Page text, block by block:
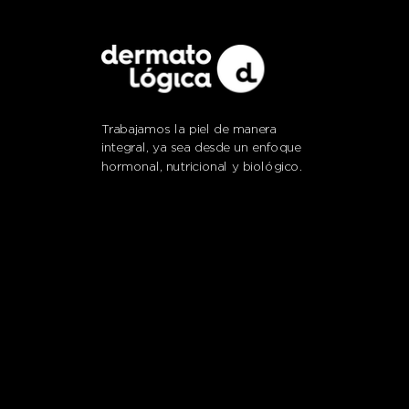
Trabajamos la piel de manera
integral, ya sea desde un enfoque
hormonal, nutricional y biológico.